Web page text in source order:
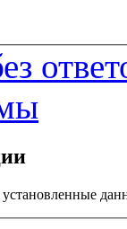
установленные